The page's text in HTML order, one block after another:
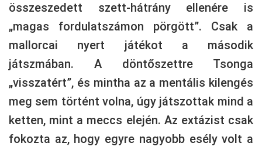
összeszedett szett-hátrány ellenére is
„magas fordulatszámon pörgött”. Csak a
mallorcai nyert játékot a második
játszmában. A döntőszettre Tsonga
„visszatért”, és mintha az a mentális kilengés
meg sem történt volna, úgy játszottak mind a
ketten, mint a meccs elején. Az extázist csak
fokozta az, hogy egyre nagyobb esély volt a